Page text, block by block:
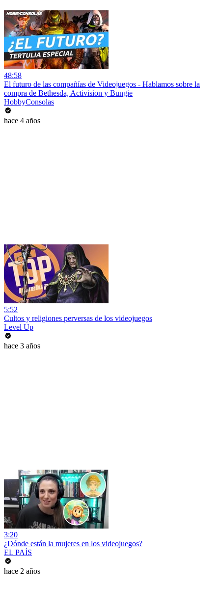
48:58
El futuro de las compañías de Videojuegos - Hablamos sobre la
compra de Bethesda, Activision y Bungie
HobbyConsolas
hace 4 años
5:52
Cultos y religiones perversas de los videojuegos
Level Up
hace 3 años
3:20
¿Dónde están la mujeres en los videojuegos?
EL PAÍS
hace 2 años